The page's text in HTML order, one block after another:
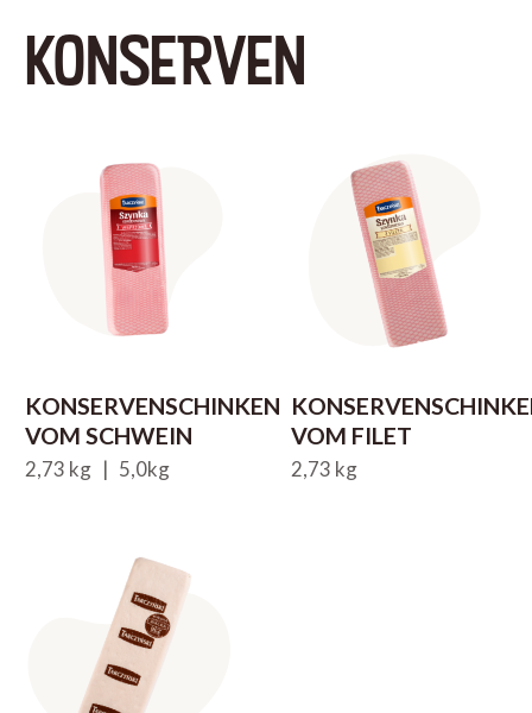
KONSERVEN
KONSERVENSCHINKEN
VOM SCHWEIN
2,73 kg | 5,0kg
VOM FILET
2,73 kg